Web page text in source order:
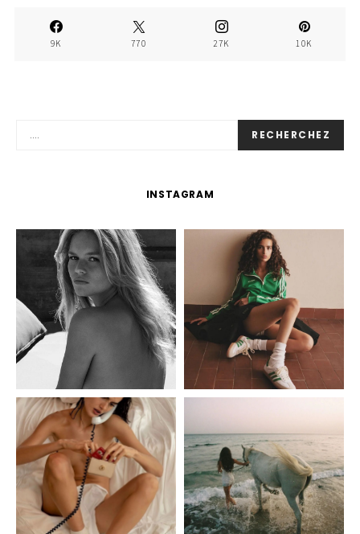
9K 770 27K 10K
RECHERCHEZ
INSTAGRAM